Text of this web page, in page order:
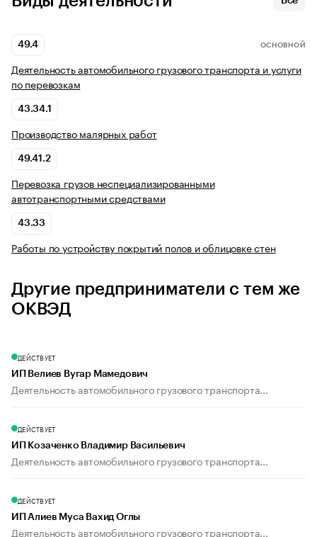
49.4 ОСНОВНОЙ
Деятельность автомобильного грузового транспорта и услуги
по перевозкам
43.34.1
Производство малярных работ
49.41.2
Перевозка грузов неспециализированными
автотранспортными средствами
43.33
Работы по устройству покрытий полов и облицовке стен
Другие предприниматели с тем же
ОКВЭД
ДЕЙСТВУЕТ
ИП Велиев Вугар Мамедович
Деятельность автомобильного грузового транспорта...
ДЕЙСТВУЕТ
ИП Козаченко Владимир Васильевич
Деятельность автомобильного грузового транспорта...
ДЕЙСТВУЕТ
ИП Алиев Муса Вахид Оглы
Деятельность автомобильного грузового транспорта...